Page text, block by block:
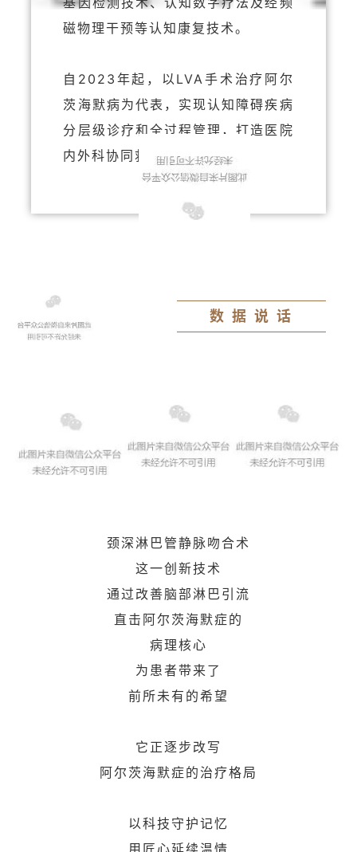
磁物理干预等认知康复技术。
自2023年起，以LVA手术治疗阿尔
茨海默病为代表，实现认知障碍疾病
分层级诊疗和全过程管理，打造医院
内外科协同救治的典范。
数据说话
颈深淋巴管静脉吻合术
这一创新技术
通过改善脑部淋巴引流
直击阿尔茨海默症的
病理核心
为患者带来了
前所未有的希望
它正逐步改写
阿尔茨海默症的治疗格局
以科技守护记忆